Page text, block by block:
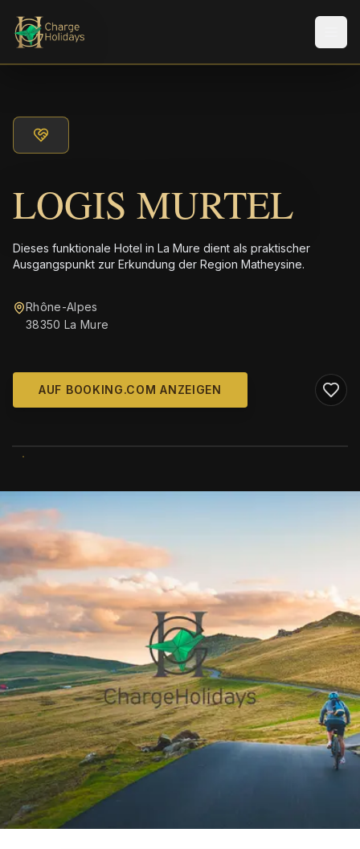
LOGIS MURTEL
Dieses funktionale Hotel in La Mure dient als praktischer
Ausgangspunkt zur Erkundung der Region Matheysine.
Rhône-Alpes
38350 La Mure
AUF BOOKING.COM ANZEIGEN